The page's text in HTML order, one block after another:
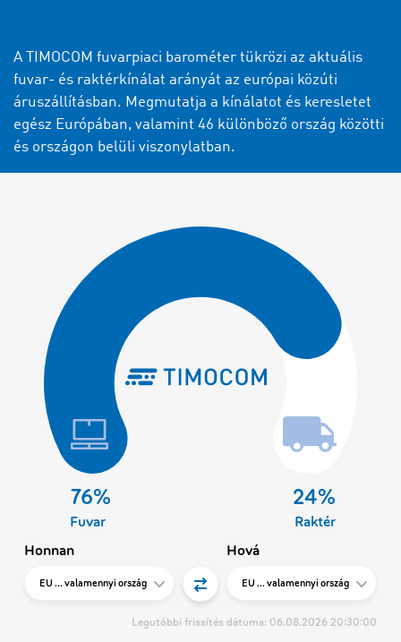
A TIMOCOM fuvarpiaci barométer tükrözi az aktuális
fuvar- és raktérkínálat arányát az európai közúti
áruszállításban. Megmutatja a kínálatot és keresletet
egész Európában, valamint 46 különböző ország közötti
és országon belüli viszonylatban.